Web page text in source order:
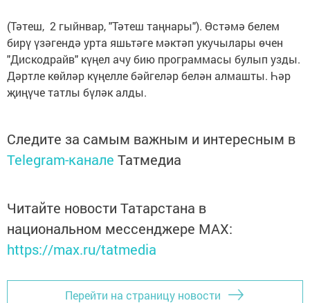
(Тәтеш, 2 гыйнвар, "Тәтеш таңнары"). Өстәмә белем
бирү үзәгендә урта яшьтәге мәктәп укучылары өчен
"Дискодрайв" күңел ачу бию программасы булып узды.
Дәртле көйләр күңелле бәйгеләр белән алмашты. Һәр
җиңүче татлы бүләк алды.
Следите за самым важным и интересным в
Telegram-канале Татмедиа
Читайте новости Татарстана в
национальном мессенджере MАХ:
https://max.ru/tatmedia
Перейти на страницу новости